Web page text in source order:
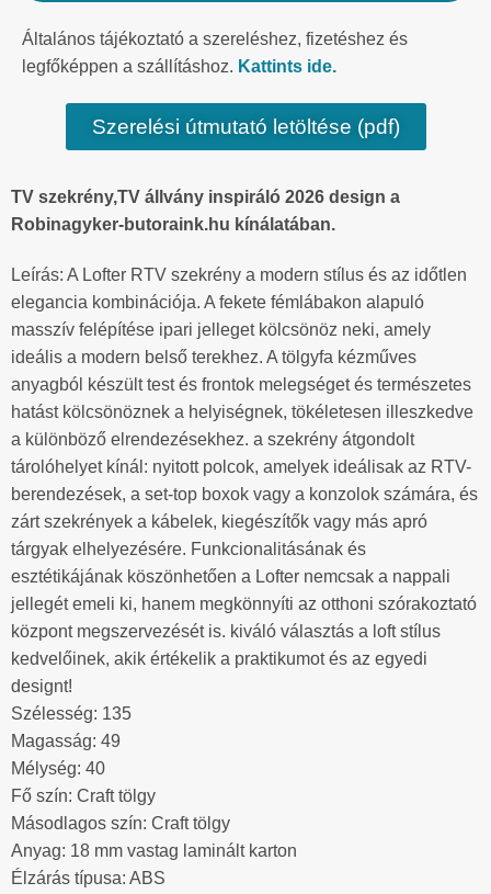
Általános tájékoztató a szereléshez, fizetéshez és
legfőképpen a szállításhoz. Kattints ide.
Szerelési útmutató letöltése (pdf)
TV szekrény,TV állvány inspiráló 2026 design a
Robinagyker-butoraink.hu kínálatában.
Leírás: A Lofter RTV szekrény a modern stílus és az időtlen
elegancia kombinációja. A fekete fémlábakon alapuló
masszív felépítése ipari jelleget kölcsönöz neki, amely
ideális a modern belső terekhez. A tölgyfa kézműves
anyagból készült test és frontok melegséget és természetes
hatást kölcsönöznek a helyiségnek, tökéletesen illeszkedve
a különböző elrendezésekhez. a szekrény átgondolt
tárolóhelyet kínál: nyitott polcok, amelyek ideálisak az RTV-
berendezések, a set-top boxok vagy a konzolok számára, és
zárt szekrények a kábelek, kiegészítők vagy más apró
tárgyak elhelyezésére. Funkcionalitásának és
esztétikájának köszönhetően a Lofter nemcsak a nappali
jellegét emeli ki, hanem megkönnyíti az otthoni szórakoztató
központ megszervezését is. kiváló választás a loft stílus
kedvelőinek, akik értékelik a praktikumot és az egyedi
designt!
Szélesség: 135
Magasság: 49
Mélység: 40
Fő szín: Craft tölgy
Másodlagos szín: Craft tölgy
Anyag: 18 mm vastag laminált karton
Élzárás típusa: ABS